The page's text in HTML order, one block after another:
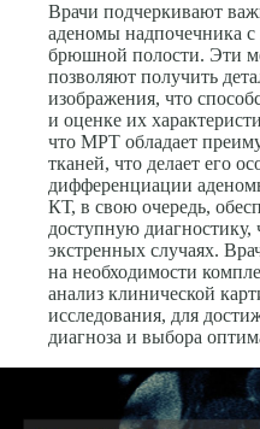
Врачи подчеркивают
аденомы надпочечника
брюшной полости. Эти
позволяют получить
изображения, что
и оценке их
что МРТ обладает
тканей, что делает его
дифференциации
КТ, в свою очередь,
доступную диагностику,
экстренных случаях.
на необходимости
анализ клинической
исследования, для
диагноза и выбора